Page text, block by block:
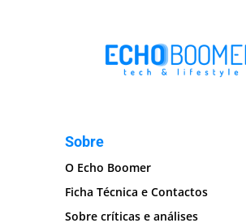
Sobre
O Echo Boomer
Ficha Técnica e Contactos
Sobre críticas e análises